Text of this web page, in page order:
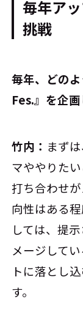
毎年ア
挑戦
――毎年、どの
Fes.』を企画
竹内： まず
マややりた
打ち合わせ
向性はある
しては、提
メージして
トに落とし
す。